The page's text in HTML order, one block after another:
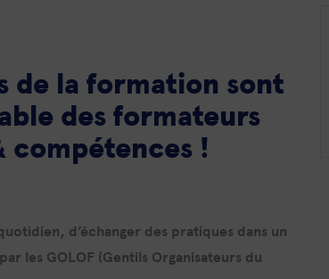
de la formation sont
des formateurs
compétences !
d’échanger des pratiques dans un
les GOLOF (Gentils Organisateurs du